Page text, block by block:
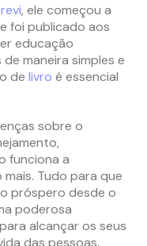
, ele começou a
foi publicado aos
educação
maneira simples e
de livro é essencial
sobre o
funciona a
Tudo para que
próspero desde o
poderosa
alcançar os seus
das pessoas.